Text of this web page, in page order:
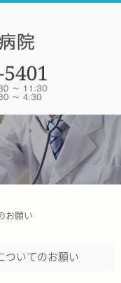
お願い
ついてのお願い